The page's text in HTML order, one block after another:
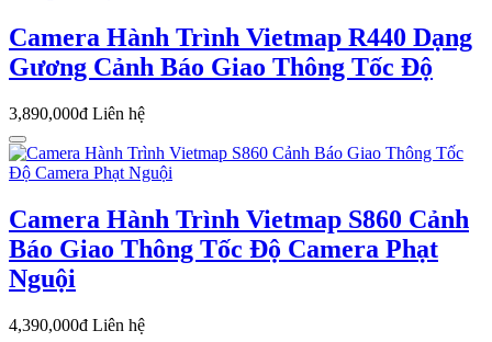
Camera Hành Trình Vietmap R440 Dạng
Gương Cảnh Báo Giao Thông Tốc Độ
3,890,000đ Liên hệ
Camera Hành Trình Vietmap S860 Cảnh
Báo Giao Thông Tốc Độ Camera Phạt
Nguội
4,390,000đ Liên hệ